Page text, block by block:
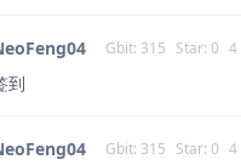
Gbit: 315 Star: 0 4
到
Gbit: 315 Star: 0 4